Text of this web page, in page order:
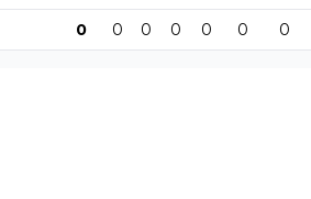
0 0 0 0 0 0 0